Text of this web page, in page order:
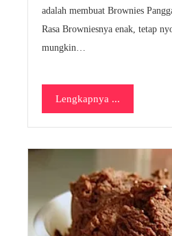
adalah membuat Brownies
Rasa Browniesnya enak, tetap
mungkin…
Lengkapnya ...